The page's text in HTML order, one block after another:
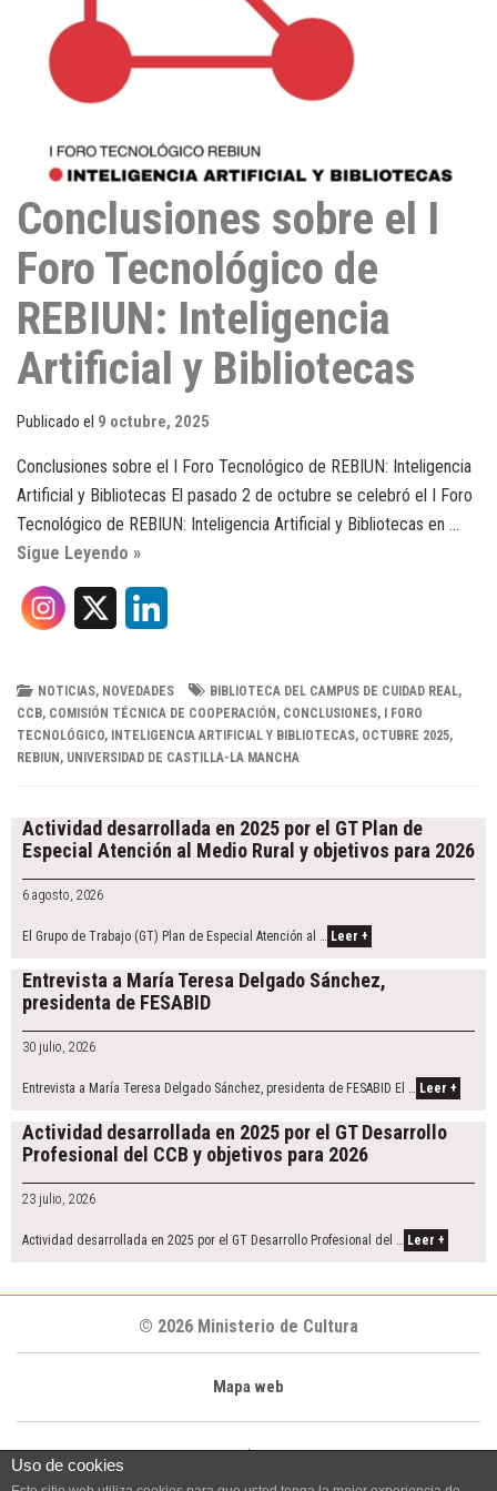
Conclusiones sobre el I
Foro Tecnológico de
REBIUN: Inteligencia
Artificial y Bibliotecas
Publicado el 9 octubre, 2025
Conclusiones sobre el I Foro Tecnológico de REBIUN: Inteligencia
Artificial y Bibliotecas El pasado 2 de octubre se celebró el I Foro
Tecnológico de REBIUN: Inteligencia Artificial y Bibliotecas en …
Sigue Leyendo »
n
k
d
I
NOTICIAS, NOVEDADES BIBLIOTECA DEL CAMPUS DE CUIDAD REAL,
CCB, COMISIÓN TÉCNICA DE COOPERACIÓN , CONCLUSIONES,
I FORO
TECNOLÓGICO, INTELIGENCIA ARTIFICIAL Y BIBLIOTECAS, OCTUBRE 2025,
REBIUN , UNIVERSIDAD DE CASTILLA-LA MANCHA
navigation
Actividad desarrollada en 2025 por el GT Plan de
Especial Atención al Medio Rural y objetivos para 2026
6 agosto, 2026
El Grupo de Trabajo (GT) Plan de Especial Atención al … Leer +
Entrevista a María Teresa Delgado Sánchez,
presidenta de FESABID
30 julio, 2026
Entrevista a María Teresa Delgado Sánchez, presidenta de FESABID El … Leer +
Actividad desarrollada en 2025 por el GT Desarrollo
Profesional del CCB y objetivos para 2026
23 julio, 2026
Actividad desarrollada en 2025 por el GT Desarrollo Profesional del … Leer +
© 2026 Ministerio de Cultura
Mapa web
|
Uso de cookies